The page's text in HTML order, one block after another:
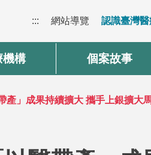
::: 網站導覽 認識臺灣醫
機構 個案故事
產」成果持續擴大 攜手上銀擴大